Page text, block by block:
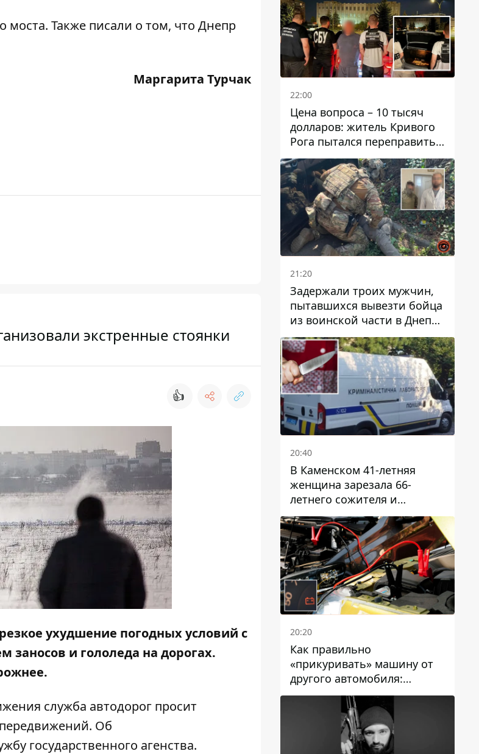
моста. Также писали о том, что Днепр
Маргарита Турчак
экстренные стоянки
👍
ухудшение погодных условий с
заносов и гололеда на дорогах.
служба автодорог просит
Об
государственного агенства.
22:00
Цена вопроса – 10 тысяч
долларов: житель Кривого
Рога пытался переправить
мужчину в Словакию
21:20
Задержали троих мужчин,
пытавшихся вывезти бойца
из воинской части в Днепр
за 7 тысяч долларов: среди
них был врач
20:40
В Каменском 41-летняя
женщина зарезала 66-
летнего сожителя и
пыталась обмануть
полицейских
20:20
Как правильно
«прикуривать» машину от
другого автомобиля:
инструкция для водителей